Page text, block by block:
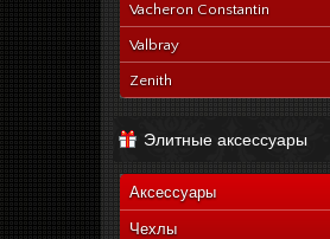
Vacheron Constantin
Valbray
Zenith
Элитные аксессуары
Аксессуары
Чехлы